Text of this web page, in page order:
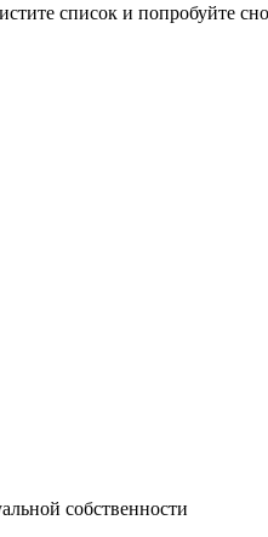
список и попробуйте
собственности